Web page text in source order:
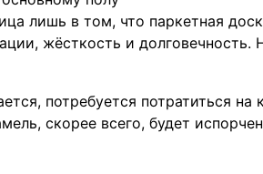
лишь в том, что паркетная
жёсткость и
потребуется потратиться
скорее всего, будет